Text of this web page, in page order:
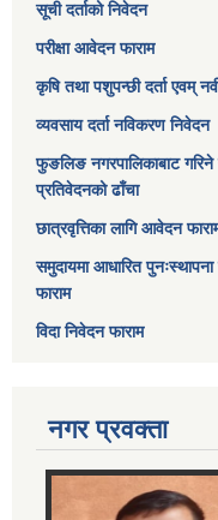
सूची दर्ताको निवेदन
परीक्षा आवेदन फाराम
कृषि तथा पशुपन्छी दर्ता एवम्
व्यवसाय दर्ता नविकरण निवेदन
फुङलिङ नगरपालिकाबाट
प्रतिवेदनको ढाँचा
छात्रवृत्तिका लागि आवेदन
समुदायमा आधारित
फाराम
विदा निवेदन फाराम
नगर प्रवक्ता